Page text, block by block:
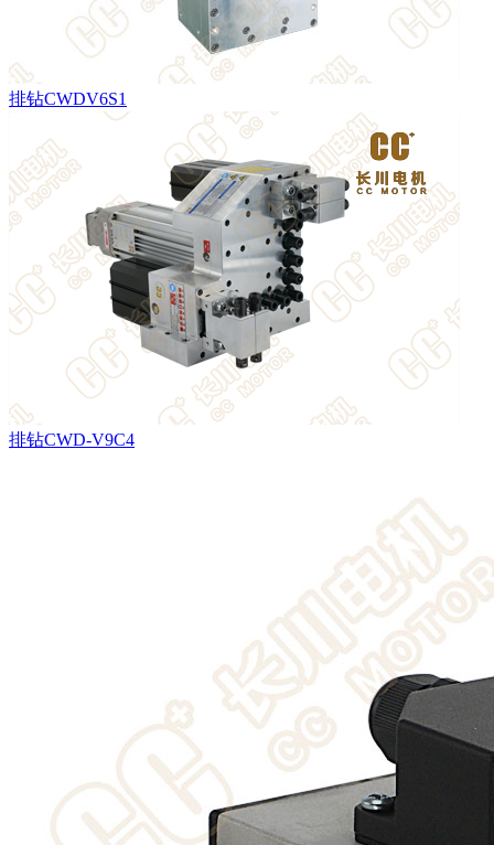
排钻CWDV6S1
排钻CWD-V9C4